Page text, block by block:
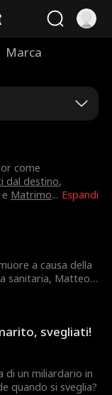
Marca
Espandi
come
dal destino,
e Matrimo...
a causa della
sanitaria, Matteo
smascherare le
corrotte che
Matteo è
alla polizia,
per diffondere il
svegliati!
di un miliardario in
quando si sveglia?